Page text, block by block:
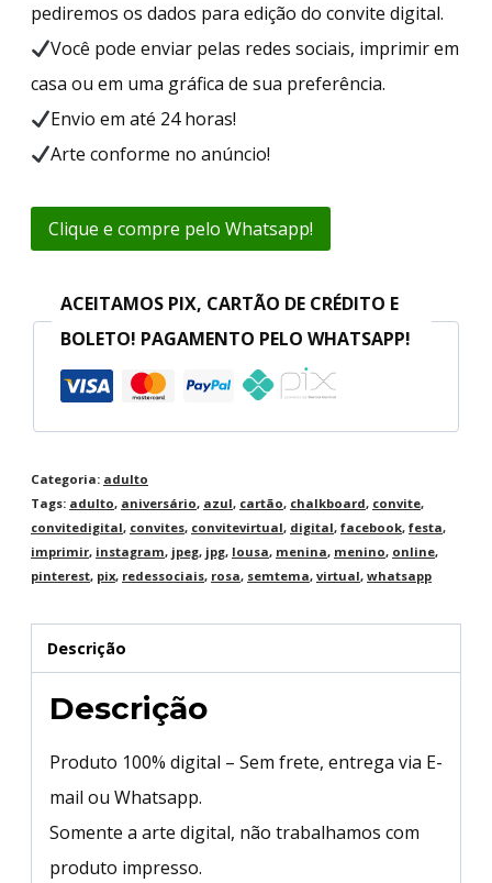
pediremos os dados para edição do convite digital.
Você pode enviar pelas redes sociais, imprimir em
casa ou em uma gráfica de sua preferência.
Envio em até 24 horas!
Arte conforme no anúncio!
Clique e compre pelo Whatsapp!
ACEITAMOS PIX, CARTÃO DE CRÉDITO E
BOLETO! PAGAMENTO PELO WHATSAPP!
Categoria: adulto
Tags: adulto, aniversário, azul, cartão, chalkboard, convite,
convitedigital, convites, convitevirtual, digital, facebook, festa,
imprimir, instagram, jpeg, jpg, lousa, menina, menino, online,
pinterest, pix, redessociais, rosa, semtema, virtual, whatsapp
Descrição
Descrição
Produto 100% digital – Sem frete, entrega via E-
mail ou Whatsapp.
Somente a arte digital, não trabalhamos com
produto impresso.